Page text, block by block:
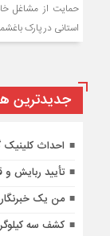
حمایت از مشاغل
استانی در پارک
جديدترين
احداث کلینیک
تأیید ربایش
من یک
کشف سه